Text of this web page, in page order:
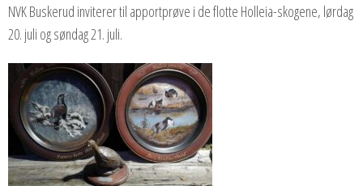
NVK Buskerud inviterer til apportprøve i de flotte Holleia-skogene, lørdag
20. juli og søndag 21. juli.